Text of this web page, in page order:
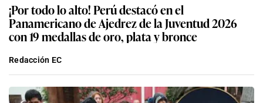
¡Por todo lo alto! Perú destacó en el
Panamericano de Ajedrez de la Juventud 2026
con 19 medallas de oro, plata y bronce
Redacción EC